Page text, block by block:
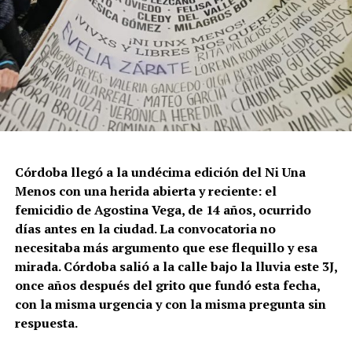
Córdoba llegó a la undécima edición del Ni Una
Menos con una herida abierta y reciente: el
femicidio de Agostina Vega, de 14 años, ocurrido
días antes en la ciudad. La convocatoria no
necesitaba más argumento que ese flequillo y esa
mirada. Córdoba salió a la calle bajo la lluvia este 3J,
once años después del grito que fundó esta fecha,
con la misma urgencia y con la misma pregunta sin
respuesta.